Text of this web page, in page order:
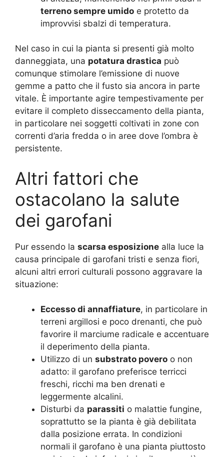
terreno sempre umido e protetto da
improvvisi sbalzi di temperatura.
Nel caso in cui la pianta si presenti già molto
danneggiata, una potatura drastica può
comunque stimolare l’emissione di nuove
gemme a patto che il fusto sia ancora in parte
vitale. È importante agire tempestivamente per
evitare il completo disseccamento della pianta,
in particolare nei soggetti coltivati in zone con
correnti d’aria fredda o in aree dove l’ombra è
persistente.
Altri fattori che
ostacolano la salute
dei garofani
Pur essendo la scarsa esposizione alla luce la
causa principale di garofani tristi e senza fiori,
alcuni altri errori culturali possono aggravare la
situazione:
Eccesso di annaffiature, in particolare in
terreni argillosi e poco drenanti, che può
favorire il marciume radicale e accentuare
il deperimento della pianta.
Utilizzo di un substrato povero o non
adatto: il garofano preferisce terricci
freschi, ricchi ma ben drenati e
leggermente alcalini.
Disturbi da parassiti o malattie fungine,
soprattutto se la pianta è già debilitata
dalla posizione errata. In condizioni
normali il garofano è una pianta piuttosto